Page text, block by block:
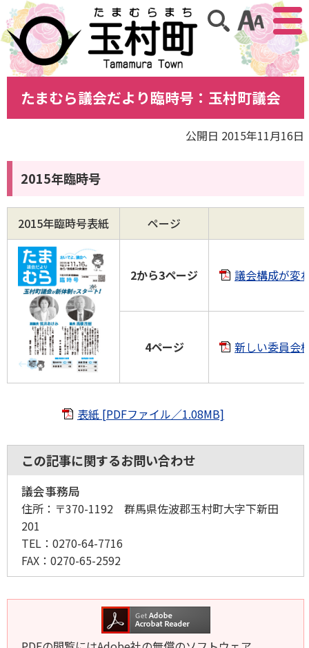
アクセ
サイト内検索
たまむら議会だより臨時号：玉村町議会
公開日 2015年11月16日
2015年臨時号
2015年臨時号表紙 ページ
2から3ページ 議会構成が変
4ページ 新しい委員会
表紙 [PDFファイル／1.08MB]
この記事に関するお問い合わせ
議会事務局
住所： 〒370-1192 群馬県佐波郡玉村町大字下新田
201
TEL： 0270-64-7716
FAX： 0270-65-2592